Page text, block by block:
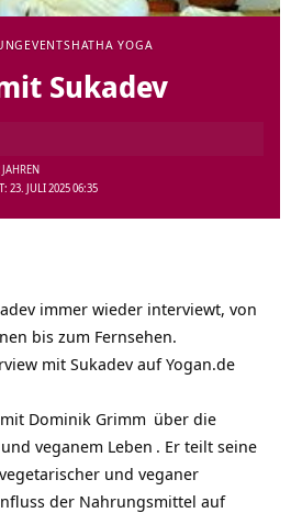
EVENTSHATHA YOGA
Sukadev
23. JULI 2025 06:35
immer wieder interviewt, von
bis zum Fernsehen.
mit Sukadev auf Yogan.de
Dominik Grimm über die
und veganem Leben . Er teilt seine
vegetarischer und veganer
der Nahrungsmittel auf